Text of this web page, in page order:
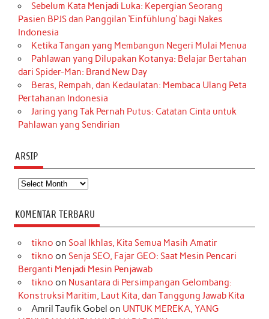
Sebelum Kata Menjadi Luka: Kepergian Seorang
Pasien BPJS dan Panggilan ‘Einfühlung’ bagi Nakes
Indonesia
Ketika Tangan yang Membangun Negeri Mulai Menua
Pahlawan yang Dilupakan Kotanya: Belajar Bertahan
dari Spider-Man: Brand New Day
Beras, Rempah, dan Kedaulatan: Membaca Ulang Peta
Pertahanan Indonesia
Jaring yang Tak Pernah Putus: Catatan Cinta untuk
Pahlawan yang Sendirian
ARSIP
Arsip
KOMENTAR TERBARU
tikno on Soal Ikhlas, Kita Semua Masih Amatir
tikno on Senja SEO, Fajar GEO: Saat Mesin Pencari
Berganti Menjadi Mesin Penjawab
tikno on Nusantara di Persimpangan Gelombang:
Konstruksi Maritim, Laut Kita, dan Tanggung Jawab Kita
Amril Taufik Gobel on UNTUK MEREKA, YANG